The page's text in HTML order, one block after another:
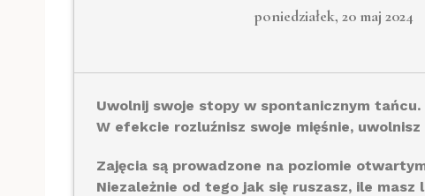
poniedziałek, 20 maj 2024
Uwolnij swoje stopy w spontanicznym
W efekcie rozluźnisz swoje mięśnie,
Zajęcia są prowadzone na poziomie
Niezależnie od tego jak się ruszasz, ile